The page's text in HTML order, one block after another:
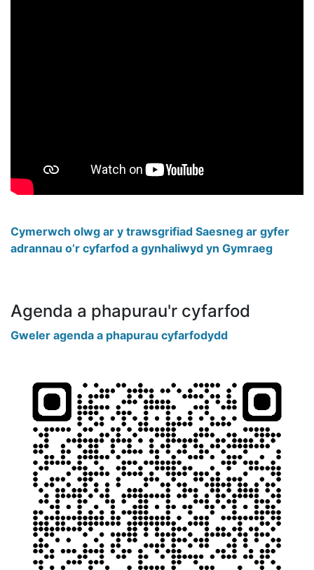
Cymerwch olwg ar y trawsgrifiad Saesneg ar gyfer
adrannau o’r cyfarfod a gynhaliwyd yn Gymraeg
Agenda a phapurau'r cyfarfod
Gweler agenda a phapurau cyfarfodydd